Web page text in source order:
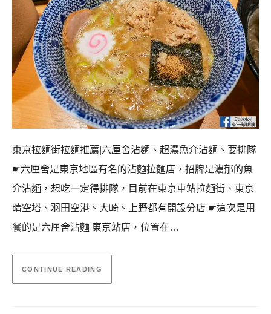
東京拉麵街拉麵推薦|六厘舍沾麵、超濃魚介沾麵、要排隊
☛六厘舍是東京地區有名的沾麵拉麵店，招牌是濃郁的魚
介沾麵，想吃一定得排隊，目前在東京車站拉麵街、東京
晴空塔、羽田空港、大崎、上野都有開設分店 ☛這次是用
餐的是六厘舍沾麵 東京站店，位置在…
CONTINUE READING